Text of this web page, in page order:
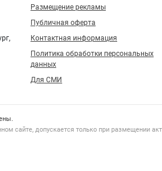
Размещение рекламы
Публичная оферта
Контактная информация
Политика обработки персональных
данных
Для СМИ
логотипы
сайте, допускается только при размещении